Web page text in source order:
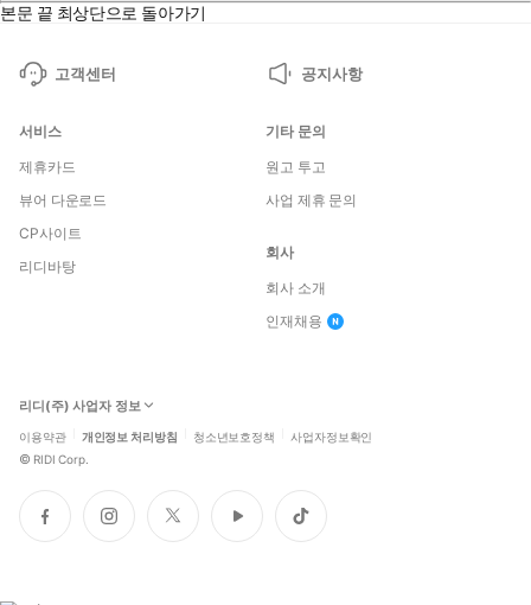
본문 끝 최상단으로 돌아가기
고객센터 공지사항
서비스
제휴카드
뷰어 다운로드
CP사이트
리디바탕
기타 문의
원고 투고
사업 제휴 문의
회사
회사 소개
인재채용
리디(주) 사업자 정보
이용약관 개인정보 처리방침 청소년보호정책 사업자정보확인
© RIDI Corp.
페
이
인
스
트
위
유
튜
틱
톡